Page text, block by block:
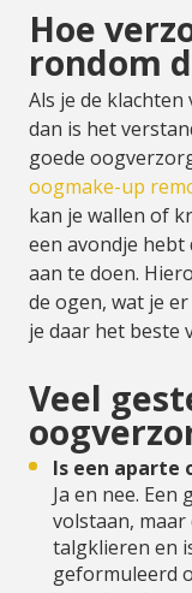
Hoe
rondom
Als je de
dan is het
goede
oogmake-up
kan je wallen of
een avondje
aan te doen.
de ogen, wat je
je daar het beste
Veel
Is een aparte
Ja en nee.
volstaan,
talgklieren en
geformuleerd